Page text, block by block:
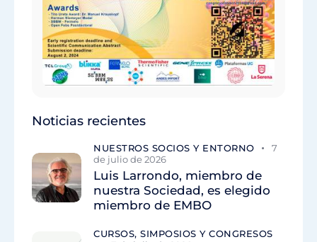
Noticias recientes
NUESTROS SOCIOS Y ENTORNO
7
de julio de 2026
Luis Larrondo, miembro de
nuestra Sociedad, es elegido
miembro de EMBO
CURSOS, SIMPOSIOS Y CONGRESOS